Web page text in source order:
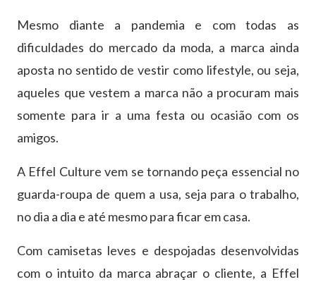
Mesmo diante a pandemia e com todas as
dificuldades do mercado da moda, a marca ainda
aposta no sentido de vestir como lifestyle, ou seja,
aqueles que vestem a marca não a procuram mais
somente para ir a uma festa ou ocasião com os
amigos.
A Effel Culture vem se tornando peça essencial no
guarda-roupa de quem a usa, seja para o trabalho,
no dia a dia e até mesmo para ficar em casa.
Com camisetas leves e despojadas desenvolvidas
com o intuito da marca abraçar o cliente, a Effel